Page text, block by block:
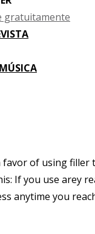
gratuitamente
of using filler
If you use arey
anytime you